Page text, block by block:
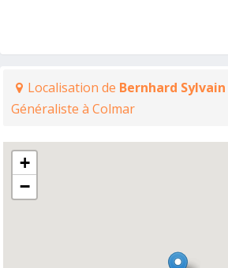
Localisation de Bernhard Sylvain
Généraliste à Colmar
+
−